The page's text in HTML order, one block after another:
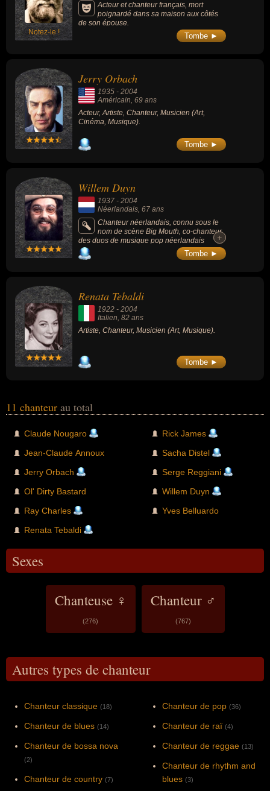
Notez-le !
Acteur et chanteur français, mort
poignardé dans sa maison aux côtés
de son épouse.
Tombe ►
Jerry Orbach
1935 - 2004
Américain, 69 ans
Acteur, Artiste, Chanteur, Musicien (Art,
Cinéma, Musique).
Tombe ►
Willem Duyn
1937 - 2004
Néerlandais, 67 ans
Chanteur néerlandais, connu sous le
nom de scène Big Mouth, co-chanteur
des duos de musique pop néerlandais
Mouth & MacNeal (1971-1974) et Big Mouth
& Little Eve (1975-1977).
+
+
Tombe ►
Renata Tebaldi
1922 - 2004
Italien, 82 ans
Artiste, Chanteur, Musicien (Art, Musique).
Tombe ►
11 chanteur au total
Claude Nougaro
Jean-Claude Annoux
Jerry Orbach
Ol' Dirty Bastard
Ray Charles
Renata Tebaldi
Rick James
Sacha Distel
Serge Reggiani
Willem Duyn
Yves Belluardo
Sexes
Chanteuse ♀
(276)
Chanteur ♂
(767)
Autres types de chanteur
Chanteur classique (18)
Chanteur de blues (14)
Chanteur de bossa nova
(2)
Chanteur de country (7)
Chanteur de pop (36)
Chanteur de raï (4)
Chanteur de reggae (13)
Chanteur de rhythm and
blues (3)